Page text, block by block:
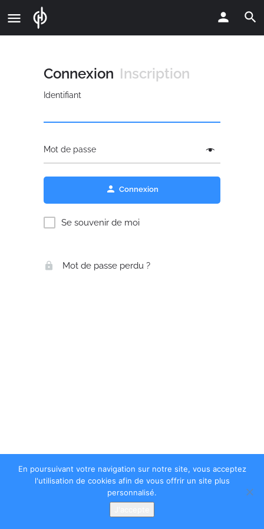
Connexion Inscription
Identifiant
Mot de passe
Connexion
Se souvenir de moi
Mot de passe perdu ?
En poursuivant votre navigation sur notre site, vous acceptez
l'utilisation de cookies afin de vous offrir un site plus
personnalisé.